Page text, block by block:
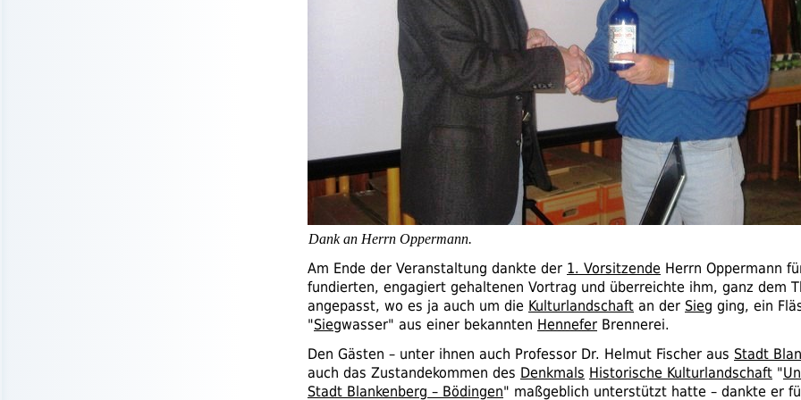
Dank an Herrn Oppermann.
Am Ende der Veranstaltung dankte der 1. Vorsitzende Herrn Oppermann
fundierten, engagiert gehaltenen Vortrag und überreichte ihm, ganz dem
angepasst, wo es ja auch um die Kulturlandschaft an der Sieg ging, ein
"Siegwasser" aus einer bekannten Hennefer Brennerei.
Den Gästen – unter ihnen auch Professor Dr. Helmut Fischer aus Stadt
auch das Zustandekommen des Denkmals Historische Kulturlandschaft "
Stadt Blankenberg – Bödingen" maßgeblich unterstützt hatte – dankte er